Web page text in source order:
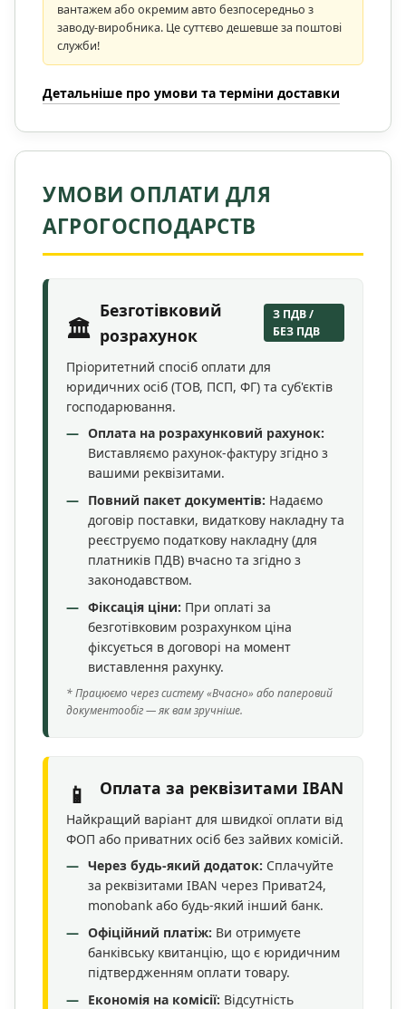
вантажем або окремим авто безпосередньо з
заводу-виробника. Це суттєво дешевше за поштові
служби!
Детальніше про умови та терміни доставки
УМОВИ ОПЛАТИ ДЛЯ
АГРОГОСПОДАРСТВ
🏛️
Безготівковий
розрахунок
З ПДВ /
БЕЗ ПДВ
Пріоритетний спосіб оплати для
юридичних осіб (ТОВ, ПСП, ФГ) та суб'єктів
господарювання.
Оплата на розрахунковий рахунок:
Виставляємо рахунок-фактуру згідно з
вашими реквізитами.
Повний пакет документів: Надаємо
договір поставки, видаткову накладну та
реєструємо податкову накладну (для
платників ПДВ) вчасно та згідно з
законодавством.
Фіксація ціни: При оплаті за
безготівковим розрахунком ціна
фіксується в договорі на момент
виставлення рахунку.
* Працюємо через систему «Вчасно» або паперовий
документообіг — як вам зручніше.
📱 Оплата за реквізитами IBAN
Найкращий варіант для швидкої оплати від
ФОП або приватних осіб без зайвих комісій.
Через будь-який додаток: Сплачуйте
за реквізитами IBAN через Приват24,
monobank або будь-який інший банк.
Офіційний платіж: Ви отримуєте
банківську квитанцію, що є юридичним
підтвердженням оплати товару.
Економія на комісії: Відсутність